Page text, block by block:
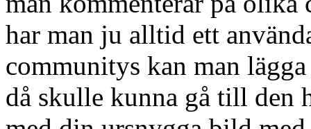
har man ju alltid ett
communitys kan man
då skulle kunna gå till den